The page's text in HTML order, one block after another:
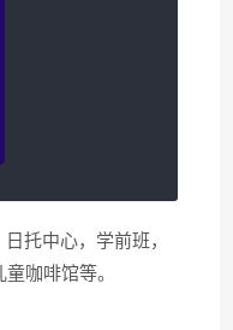
托中心，学前班，
咖啡馆等。